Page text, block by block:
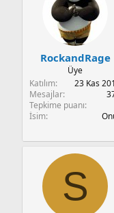
RockandRage
Üye
Katılım
23 Kas
Mesajlar
Tepkime puanı
İsim
S